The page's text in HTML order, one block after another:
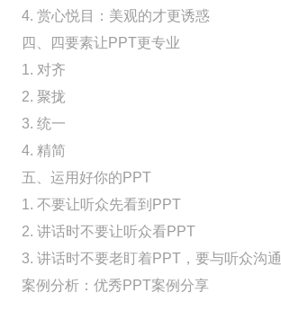
4. 赏心悦目：美观的才更诱惑
四、四要素让PPT更专业
1. 对齐
2. 聚拢
3. 统一
4. 精简
五、运用好你的PPT
1. 不要让听众先看到PPT
2. 讲话时不要让听众看PPT
3. 讲话时不要老盯着PPT，要与听众沟通
案例分析：优秀PPT案例分享